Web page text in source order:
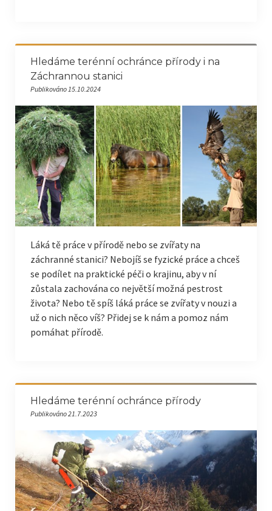
Hledáme terénní ochránce přírody i na
Záchrannou stanici
Publikováno 15.10.2024
Láká tě práce v přírodě nebo se zvířaty na
záchranné stanici? Nebojíš se fyzické práce a chceš
se podílet na praktické péči o krajinu, aby v ní
zůstala zachována co největší možná pestrost
života? Nebo tě spíš láká práce se zvířaty v nouzi a
už o nich něco víš? Přidej se k nám a pomoz nám
pomáhat přírodě.
Hledáme terénní ochránce přírody
Publikováno 21.7.2023